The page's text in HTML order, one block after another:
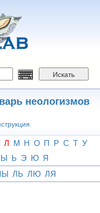
Искать
неологизмов
Л М Н О П Р С Т У
Ы Ь Э Ю Я
ЛЬ ЛЮ ЛЯ